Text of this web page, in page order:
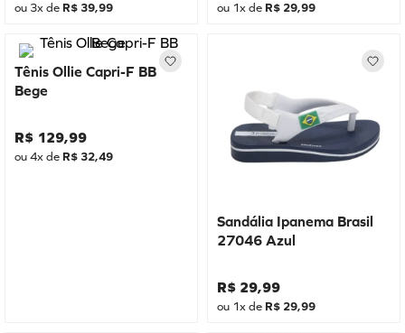
ou 3x de R$ 39,99 ou 1x de R$ 29,99
Tênis Ollie Capri-F BB
Bege
R$ 129,99
ou4x de R$ 32,49
Sandália Ipanema Brasil
27046 Azul
R$ 29,99
ou 1x de R$ 29,99